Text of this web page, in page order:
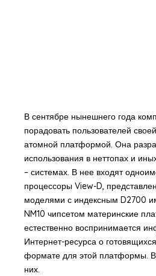
В сентябре нынешнего года
порадовать пользователей
атомной платформой. Она
использования в неттопах и
– системах. В нее входят
процессоры View-D,
моделями с индексным D2700
NM10 чипсетом материнские
естественно воспринимается
Интернет-ресурса о
формате для этой платформы.
них.